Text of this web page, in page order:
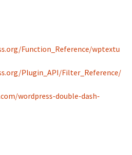
Function_Reference/wptextu
Plugin_API/Filter_Reference/
wordpress-double-dash-